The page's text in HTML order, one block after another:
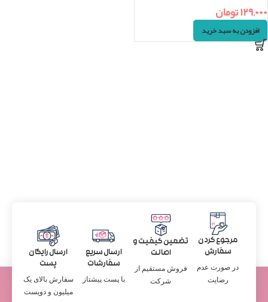
۱۲۹,۰۰۰تومان
افزودن به سبد خرید
مرجوع کردن
سفارش
در صورت عدم
رضایت
تضمین کیفیت و
اصالت
فروش مستقیم از
شرکت
ارسال سریع
سفارشات
با پست پیشتاز
ارسال رایگان
پست
سفارش بالای یک
میلیون و دویست